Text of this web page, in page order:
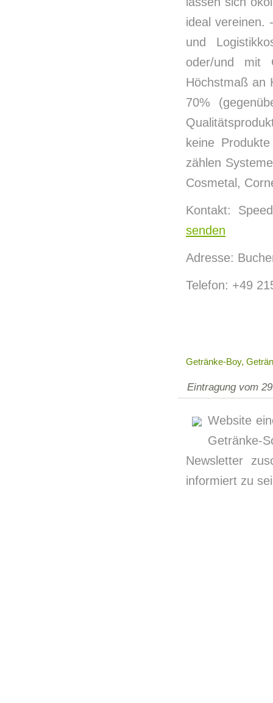
ideal vereinen.
und
oder/und mit
Höchstmaß an
70%
keine
zählen
Cosmetal,
Kontakt:
senden
Adresse:
Telefon: +49
Getränke-Boy,
Eintragung vom
Website
Newsletter
informiert zu